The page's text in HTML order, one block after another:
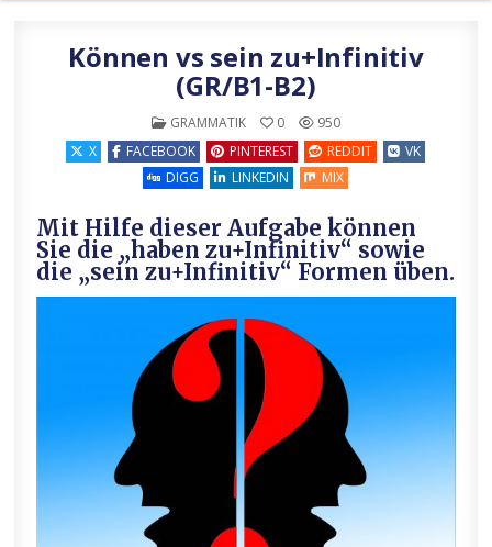
Können vs sein zu+Infinitiv
(GR/B1-B2)
POSTED IN
GRAMMATIK 0
950
X
FACEBOOK PINTEREST REDDIT
VK
DIGG
LINKEDIN MIX
Mit Hilfe dieser Aufgabe können
Sie die „haben zu+Infinitiv“ sowie
die „sein zu+Infinitiv“ Formen üben.